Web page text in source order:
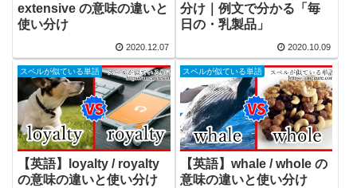
extensive の意味の違いと
使い分け
2020.12.07
分け｜例文で分かる「毎
日の・乳製品」
2020.10.09
スペルが似ている単語
【英語】loyalty / royalty
の意味の違いと使い分け
スペルが似ている単語
【英語】whale / whole の
意味の違いと使い分け